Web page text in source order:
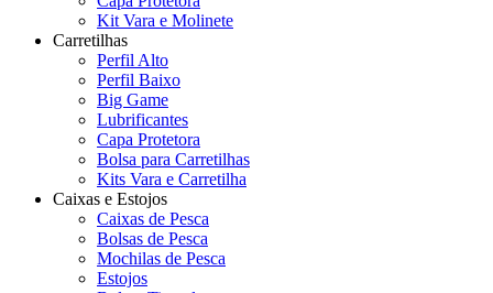
Kit Vara e Molinete
Carretilhas
Perfil Alto
Perfil Baixo
Big Game
Lubrificantes
Capa Protetora
Bolsa para Carretilhas
Kits Vara e Carretilha
Caixas e Estojos
Caixas de Pesca
Bolsas de Pesca
Mochilas de Pesca
Estojos